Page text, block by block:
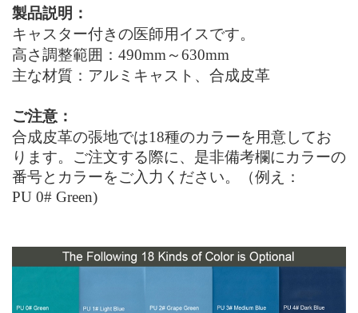
製品説明：
キャスター付きの医師用イスです。
高さ調整範囲： 490mm～630mm
主な材質：アルミキャスト、合成皮革
ご注意：
合成皮革の張地では18種のカラーを用意してお
ります。ご注文する際に、是非備考欄にカラーの
番号とカラーをご入力ください。（例え：
PU 0# Green)